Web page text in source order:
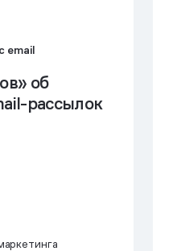
email
об
рассылок